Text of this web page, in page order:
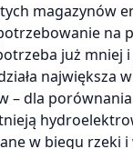
magazynów
już
największa
– dla
w biegu rzeki